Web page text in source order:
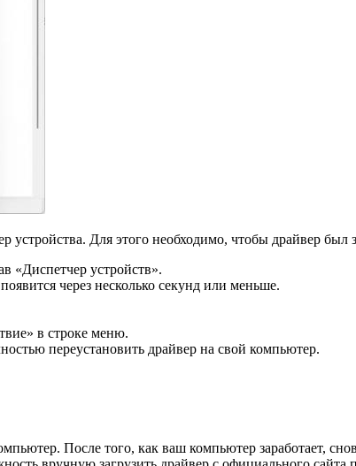
устройства. Для этого необходимо, чтобы драйвер
«Диспетчер устройств».
через несколько секунд или меньше.
в строке меню.
переустановить драйвер на свой компьютер.
После того, как ваш компьютер заработает,